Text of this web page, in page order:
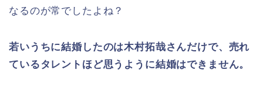
なるのが常でしたよね？
若いうちに結婚したのは木村拓哉さんだけで、売れ
ているタレントほど思うように結婚はできません。